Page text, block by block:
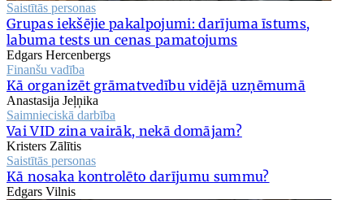
Saistītās personas
Grupas iekšējie pakalpojumi: darījuma īstums,
labuma tests un cenas pamatojums
Edgars Hercenbergs
Finanšu vadība
Kā organizēt grāmatvedību vidējā uzņēmumā
Anastasija Jeļņika
Saimnieciskā darbība
Vai VID zina vairāk, nekā domājam?
Kristers Zālītis
Saistītās personas
Kā nosaka kontrolēto darījumu summu?
Edgars Vilnis